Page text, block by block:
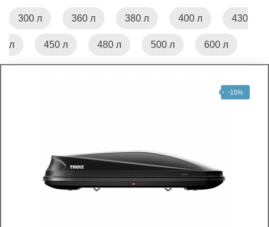
300 л 360 л 380 л 400 л 430
л 450 л 480 л 500 л 600 л
-15%